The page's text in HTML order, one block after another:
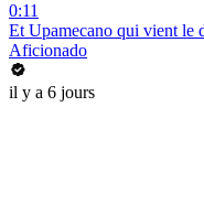
0:11
Et Upamecano qui vient le
Aficionado
il y a 6 jours